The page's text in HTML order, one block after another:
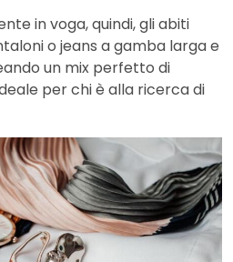
in voga, quindi, gli abiti
o jeans a gamba larga e
un mix perfetto di
per chi è alla ricerca di